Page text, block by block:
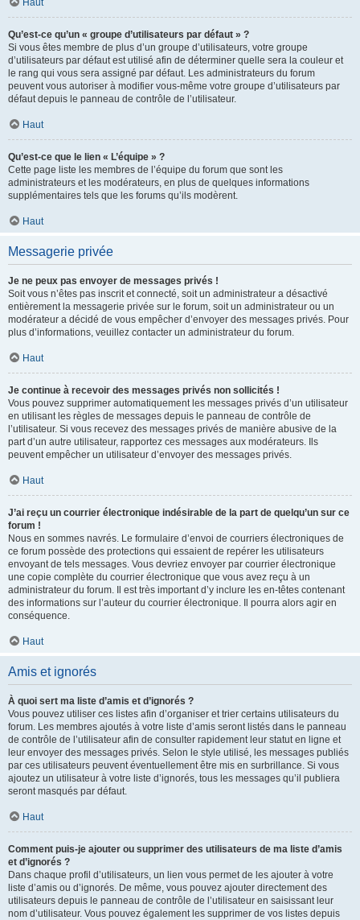
Haut
Qu’est-ce qu’un « groupe d’utilisateurs par défaut » ?
Si vous êtes membre de plus d’un groupe d’utilisateurs, votre groupe
d’utilisateurs par défaut est utilisé afin de déterminer quelle sera la couleur et
le rang qui vous sera assigné par défaut. Les administrateurs du forum
peuvent vous autoriser à modifier vous-même votre groupe d’utilisateurs par
défaut depuis le panneau de contrôle de l’utilisateur.
Haut
Qu’est-ce que le lien « L’équipe » ?
Cette page liste les membres de l’équipe du forum que sont les
administrateurs et les modérateurs, en plus de quelques informations
supplémentaires tels que les forums qu’ils modèrent.
Haut
Messagerie privée
Je ne peux pas envoyer de messages privés !
Soit vous n’êtes pas inscrit et connecté, soit un administrateur a désactivé
entièrement la messagerie privée sur le forum, soit un administrateur ou un
modérateur a décidé de vous empêcher d’envoyer des messages privés. Pour
plus d’informations, veuillez contacter un administrateur du forum.
Haut
Je continue à recevoir des messages privés non sollicités !
Vous pouvez supprimer automatiquement les messages privés d’un utilisateur
en utilisant les règles de messages depuis le panneau de contrôle de
l’utilisateur. Si vous recevez des messages privés de manière abusive de la
part d’un autre utilisateur, rapportez ces messages aux modérateurs. Ils
peuvent empêcher un utilisateur d’envoyer des messages privés.
Haut
J’ai reçu un courrier électronique indésirable de la part de quelqu’un sur ce
forum !
Nous en sommes navrés. Le formulaire d’envoi de courriers électroniques de
ce forum possède des protections qui essaient de repérer les utilisateurs
envoyant de tels messages. Vous devriez envoyer par courrier électronique
une copie complète du courrier électronique que vous avez reçu à un
administrateur du forum. Il est très important d’y inclure les en-têtes contenant
des informations sur l’auteur du courrier électronique. Il pourra alors agir en
conséquence.
Haut
Amis et ignorés
À quoi sert ma liste d’amis et d’ignorés ?
Vous pouvez utiliser ces listes afin d’organiser et trier certains utilisateurs du
forum. Les membres ajoutés à votre liste d’amis seront listés dans le panneau
de contrôle de l’utilisateur afin de consulter rapidement leur statut en ligne et
leur envoyer des messages privés. Selon le style utilisé, les messages publiés
par ces utilisateurs peuvent éventuellement être mis en surbrillance. Si vous
ajoutez un utilisateur à votre liste d’ignorés, tous les messages qu’il publiera
seront masqués par défaut.
Haut
Comment puis-je ajouter ou supprimer des utilisateurs de ma liste d’amis
et d’ignorés ?
Dans chaque profil d’utilisateurs, un lien vous permet de les ajouter à votre
liste d’amis ou d’ignorés. De même, vous pouvez ajouter directement des
utilisateurs depuis le panneau de contrôle de l’utilisateur en saisissant leur
nom d’utilisateur. Vous pouvez également les supprimer de vos listes depuis